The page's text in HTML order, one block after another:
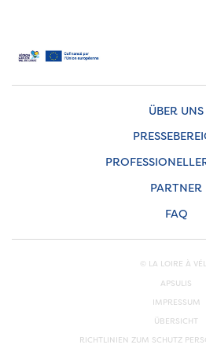
ÜBER UNS
PARTNER
FAQ
© LA LOIRE À
APSULIS
IMPRESSUM
ÜBERSICHT
RICHTLINIEN ZUM SCHUTZ